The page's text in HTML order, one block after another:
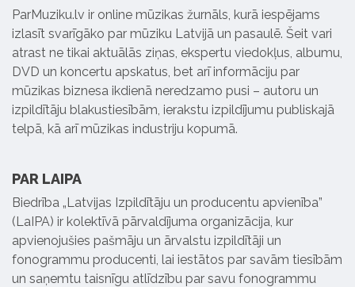
ParMuziku.lv ir online mūzikas žurnāls, kurā iespējams
izlasīt svarīgāko par mūziku Latvijā un pasaulē. Šeit vari
atrast ne tikai aktuālās ziņas, ekspertu viedokļus, albumu,
DVD un koncertu apskatus, bet arī informāciju par
mūzikas biznesa ikdienā neredzamo pusi – autoru un
izpildītāju blakustiesībām, ierakstu izpildījumu publiskajā
telpā, kā arī mūzikas industriju kopumā.
PAR LAIPA
Biedrība „Latvijas Izpildītāju un producentu apvienība”
(LaIPA) ir kolektīvā pārvaldījuma organizācija, kur
apvienojušies pašmāju un ārvalstu izpildītāji un
fonogrammu producenti, lai iestātos par savām tiesībām
un saņemtu taisnīgu atlīdzību par savu fonogrammu